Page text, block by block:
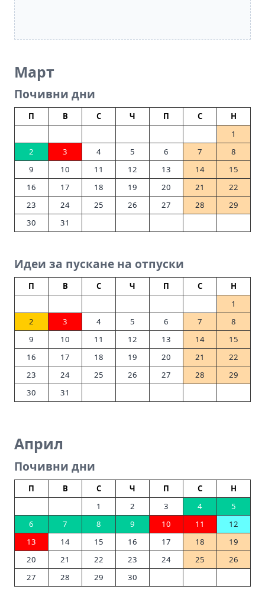
Март
Почивни дни
П В С Ч П С
Н
1
2
3 4 5 6 7
8
9
10 11 12 13 14
15
16
17 18 19 20 21
22
23
24 25 26 27 28
29
30
31
Идеи за пускане на отпуски
П В С Ч П С
Н
1
2
3 4 5 6 7
8
9
10 11 12 13 14
15
16
17 18 19 20 21
22
23
24 25 26 27 28
29
30
31
Април
Почивни дни
П В С Ч П С
Н
1
2 3 4
5
6
7 8 9 10 11
12
13
14 15 16 17 18
19
20
21 22 23 24 25
26
27
28 29 30